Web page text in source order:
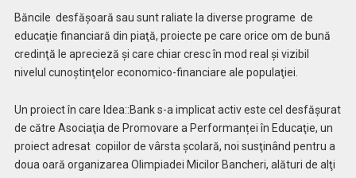
Băncile desfăşoară sau sunt raliate la diverse programe de
educaţie financiară din piaţă, proiecte pe care orice om de bună
credinţă le aprecieză şi care chiar cresc în mod real şi vizibil
nivelul cunoştinţelor economico-financiare ale populaţiei.
Un proiect în care Idea::Bank s-a implicat activ este cel desfăşurat
de către Asociaţia de Promovare a Performanței în Educaţie, un
proiect adresat copiilor de vârsta şcolară, noi susţinând pentru a
doua oară organizarea Olimpiadei Micilor Bancheri, alături de alţi